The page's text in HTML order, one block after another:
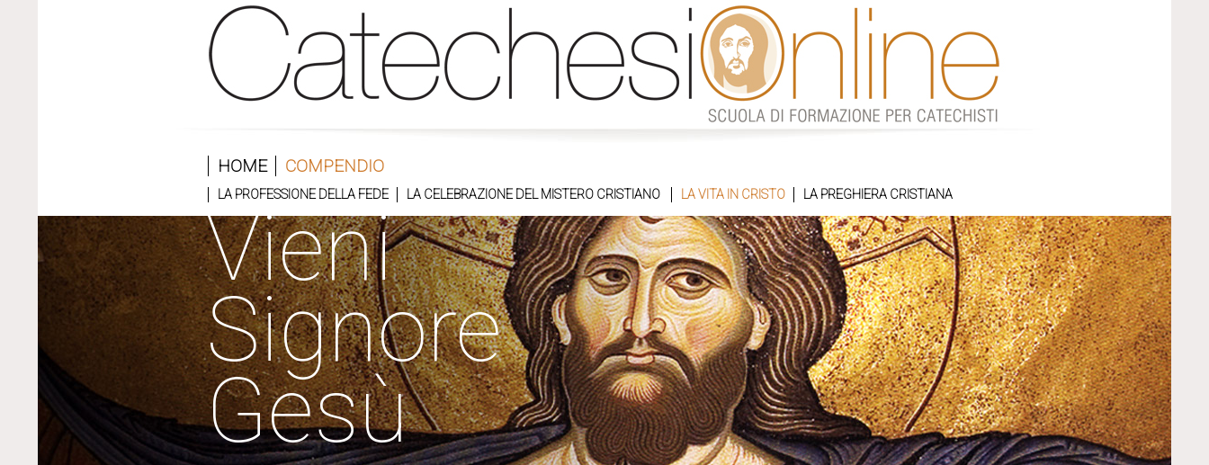
HOME COMPENDIO
LA PROFESSIONE DELLA FEDE LA CELEBRAZIONE DEL MISTERO CRISTIANO LA VITA IN CRISTO LA PREGHIERA CRISTIANA
Vieni
Signore
Gesù